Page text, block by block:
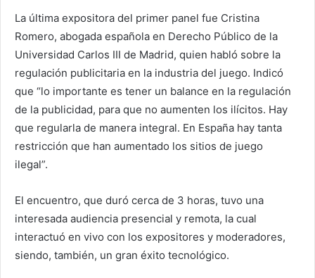
La última expositora del primer panel fue Cristina
Romero, abogada española en Derecho Público de la
Universidad Carlos III de Madrid, quien habló sobre la
regulación publicitaria en la industria del juego. Indicó
que “lo importante es tener un balance en la regulación
de la publicidad, para que no aumenten los ilícitos. Hay
que regularla de manera integral. En España hay tanta
restricción que han aumentado los sitios de juego
ilegal”.
El encuentro, que duró cerca de 3 horas, tuvo una
interesada audiencia presencial y remota, la cual
interactuó en vivo con los expositores y moderadores,
siendo, también, un gran éxito tecnológico.